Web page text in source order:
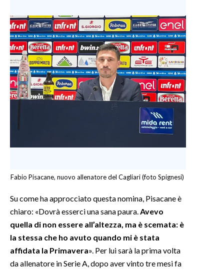
Fabio Pisacane, nuovo allenatore del Cagliari (foto Spignesi)
Su come ha approcciato questa nomina, Pisacane è
chiaro: «Dovrà esserci una sana paura.Avevo
quella di non essere all’altezza, ma è scemata: è
la stessa che ho avuto quando mi è stata
affidata la Primavera». Per lui sarà la prima volta
da allenatore in Serie A, dopo aver vinto tre mesi fa